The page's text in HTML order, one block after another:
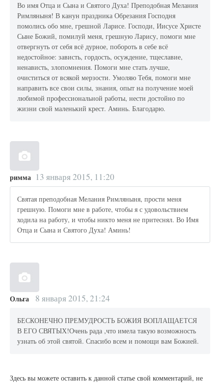
Во имя Отца и Сына и Святого Духа! Преподобная Мелания
Римляныня! В канун праздника Обрезания Господня
помолись обо мне, грешной Ларисе. Господи, Иисусе Христе
Сыне Божий, помилуй меня, грешную Ларису, помоги мне
отвергнуть от себя всё дурное, побороть в себе всё
недостойное: зависть, гордость, осуждение, тщеславие,
ненависть, злопомнения. Помоги мне стать лучше,
очиститься от всякой мерзости. Умоляю Тебя, помоги мне
направить все свои силы, знания, опыт на получение моей
любимой профессиональной работы, нести достойно по
жизни свой маленький крест. Аминь. Благодарю.
римма 13 января 2015, 11:20
Святая преподобная Мелания Римляныня, прости меня
грешную. Помоги мне в работе, чтобы я с удовольствием
ходила на работу, и чтобы никто меня не притеснял. Во Имя
Отца и Сына и Святого Духа! Аминь!
Ольга 8 января 2015, 21:24
БЕСКОНЕЧНО ПРЕМУДРОСТЬ БОЖИЯ ВОПЛАЩАЕТСЯ
В ЕГО СВЯТЫХ!Очень рада ,что имела такую возможность
узнать об этой святой. Спасибо всем и помощи вам Божией.
Здесь вы можете оставить к данной статье свой комментарий, не